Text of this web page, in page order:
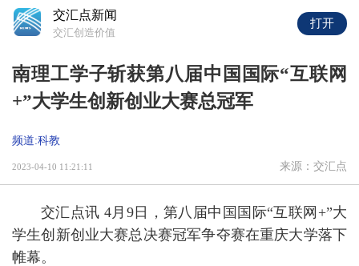
南理工学子斩获第八届中国国际“互联网
+”大学生创新创业大赛总冠军
频道:科教
2023-04-10 11:21:11 来源：交汇点
交汇点讯 4月9日，第八届中国国际“互联网+”大
学生创新创业大赛总决赛冠军争夺赛在重庆大学落下
帷幕。
交汇点新闻
交汇创造价值
打开